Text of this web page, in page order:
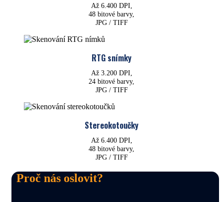
Až 6.400 DPI,
48 bitové barvy,
JPG / TIFF
RTG snímky
Až 3.200 DPI,
24 bitové barvy,
JPG / TIFF
Stereokotoučky
Až 6.400 DPI,
48 bitové barvy,
JPG / TIFF
Proč nás oslovit?